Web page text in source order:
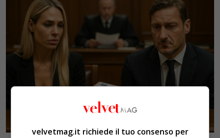
velvetmag.it richiede il tuo consenso per